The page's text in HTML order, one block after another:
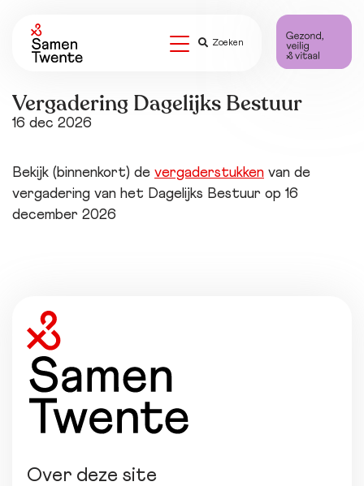
Zoeken
Vergadering Dagelijks Bestuur
16 dec 2026
Bekijk (binnenkort) de vergaderstukken van de
vergadering van het Dagelijks Bestuur op 16
december 2026
Over deze site